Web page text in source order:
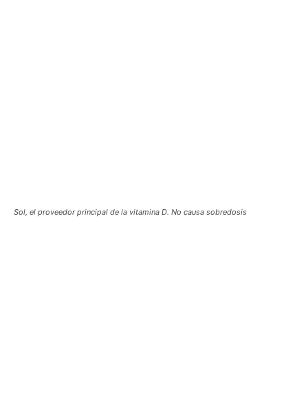
Sol, el proveedor principal de la vitamina D. No causa sobredosis